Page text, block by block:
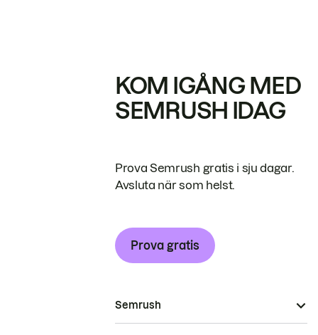
KOM IGÅNG MED
SEMRUSH IDAG
Prova Semrush gratis i sju dagar.
Avsluta när som helst.
Prova gratis
Semrush